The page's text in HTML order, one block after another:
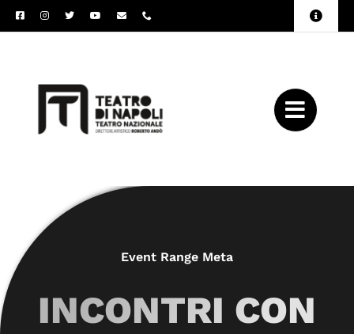
Salta
al
Toggle
Event Range Meta
INCONTRI CON